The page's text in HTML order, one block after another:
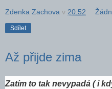
Zdenka Zachova v 20:52
Sdílet
Až přijde zima
Zatím to tak nevypadá ( i